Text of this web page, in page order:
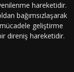
hareketidir.
bağımsızlaşarak
geliştirme
direniş hareketidir.